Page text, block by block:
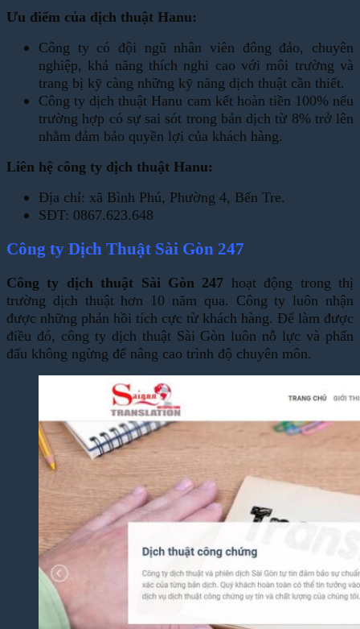
Ưu điểm của dịch thuật Hanu:
Công ty có đội ngũ nhân viên đông đảo, chuyên
nghiệp, khả năng thích nghi cao với môi trường và
trang bị kỹ càng những kỹ năng dịch thuật cần thiết.
Công ty dịch thuật Hanu cam kết hoàn tiền 100% nếu
trường hợp có sự sai sót trong bản dịch từ 8% trở lên
nhằm đảm bảo quyền lợi của khách hàng.
Liên hệ công ty dịch thuật Hanu:
Địa chỉ: xã Bình Phú, Phường 4, Bến Tre.
SĐT: 0867.623.648
Công ty Dịch Thuật Sài Gòn 247
Công ty dịch thuật Sài Gòn 247 hoạt động trong thị
trường dịch thuật hơn 10 năm qua. Công ty luôn nhận
được những phản hồi tích cực từ khách hàng. Để làm được
điều đó, công ty dịch thuật Sài Gòn luôn nỗ lực và phấn
đấu không ngừng để nâng cao trình độ chuyên môn.